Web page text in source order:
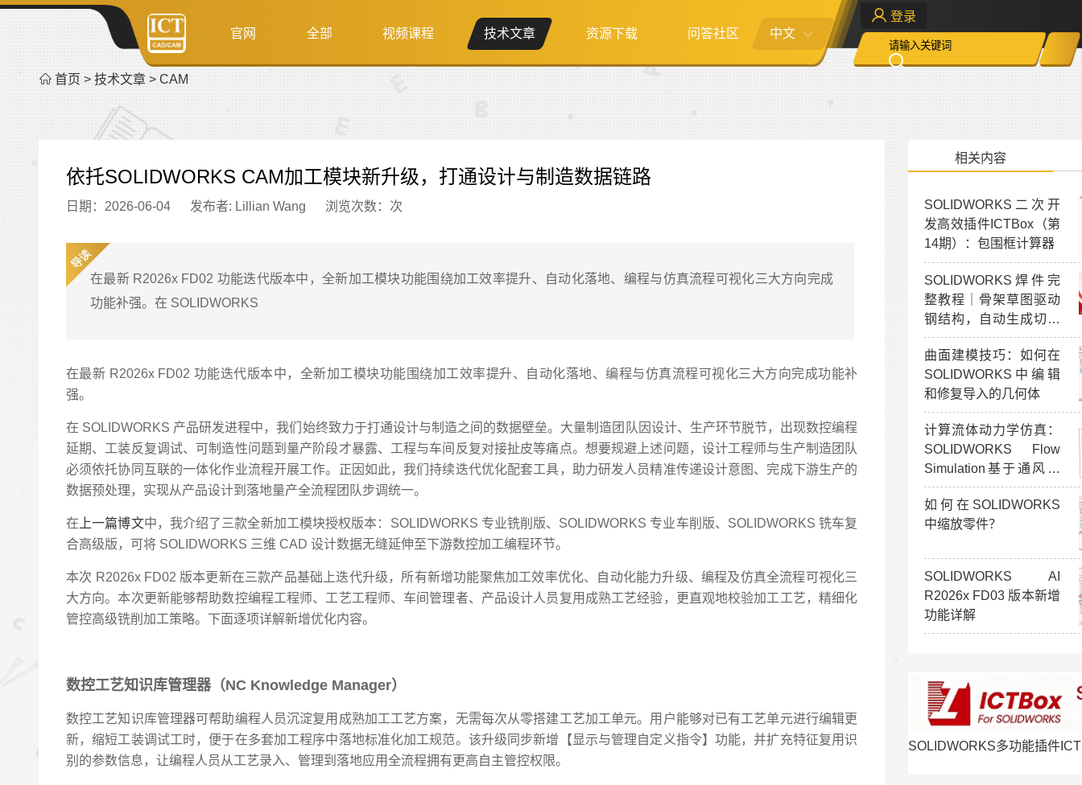
官网 全部 视频课程 技术文章 资源下载 问答社区 中文
登录
首页 > 技术文章 > CAM
依托SOLIDWORKS CAM加工模块新升级，打通设计与制造数据链路
日期：2026-06-04 发布者: Lillian Wang 浏览次数： 次
在最新 R2026x FD02 功能迭代版本中，全新加工模块功能围绕加工效率提升、自动化落地、编程与仿真流程可视化三大方向完成
功能补强。在 SOLIDWORKS
在最新 R2026x FD02 功能迭代版本中，全新加工模块功能围绕加工效率提升、自动化落地、编程与仿真流程可视化三大方向完成功能补
强。
在 SOLIDWORKS 产品研发进程中，我们始终致力于打通设计与制造之间的数据壁垒。大量制造团队因设计、生产环节脱节，出现数控编程
延期、工装反复调试、可制造性问题到量产阶段才暴露、工程与车间反复对接扯皮等痛点。想要规避上述问题，设计工程师与生产制造团队
必须依托协同互联的一体化作业流程开展工作。正因如此，我们持续迭代优化配套工具，助力研发人员精准传递设计意图、完成下游生产的
数据预处理，实现从产品设计到落地量产全流程团队步调统一。
在 上一篇博文中，我介绍了三款全新加工模块授权版本：SOLIDWORKS 专业铣削版、SOLIDWORKS 专业车削版、SOLIDWORKS 铣车复
合高级版，可将 SOLIDWORKS 三维 CAD 设计数据无缝延伸至下游数控加工编程环节。
本次 R2026x FD02 版本更新在三款产品基础上迭代升级，所有新增功能聚焦加工效率优化、自动化能力升级、编程及仿真全流程可视化三
大方向。本次更新能够帮助数控编程工程师、工艺工程师、车间管理者、产品设计人员复用成熟工艺经验，更直观地校验加工工艺，精细化
管控高级铣削加工策略。下面逐项详解新增优化内容。
数控工艺知识库管理器（NC Knowledge Manager）
数控工艺知识库管理器可帮助编程人员沉淀复用成熟加工工艺方案，无需每次从零搭建工艺加工单元。用户能够对已有工艺单元进行编辑更
新，缩短工装调试工时，便于在多套加工程序中落地标准化加工规范。该升级同步新增【显示与管理自定义指令】功能，并扩充特征复用识
别的参数信息，让编程人员从工艺录入、管理到落地应用全流程拥有更高自主管控权限。
相关内容
SOLIDWORKS二次开
发高效插件ICTBox（第
14期）：包围框计算器
SOLIDWORKS焊件完
整教程｜骨架草图驱动
钢结构，自动生成切割
清单下料表
曲面建模技巧：如何在
SOLIDWORKS中编辑
和修复导入的几何体
计算流体动力学仿真：
SOLIDWORKS Flow
Simulation基于通风效
率验证
如何在SOLIDWORKS
中缩放零件？
SOLIDWORKS AI
R2026x FD03 版本新增
功能详解
SOLIDWORKS多功能插件